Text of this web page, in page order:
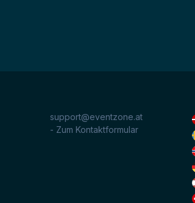
support@eventzone.at
- Zum Kontaktformular